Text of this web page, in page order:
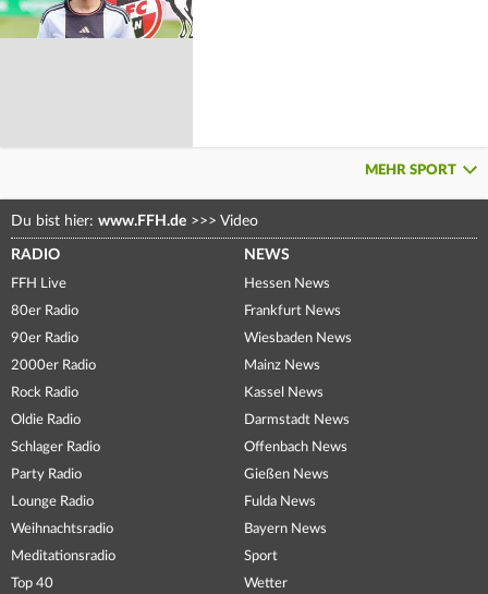
MEHR SPORT
Du bist hier: www.FFH.de >>> Video
RADIO
FFH Live
80er Radio
90er Radio
2000er Radio
Rock Radio
Oldie Radio
Schlager Radio
Party Radio
Lounge Radio
Weihnachtsradio
Meditationsradio
Top 40
NEWS
Hessen News
Frankfurt News
Wiesbaden News
Mainz News
Kassel News
Darmstadt News
Offenbach News
Gießen News
Fulda News
Bayern News
Sport
Wetter